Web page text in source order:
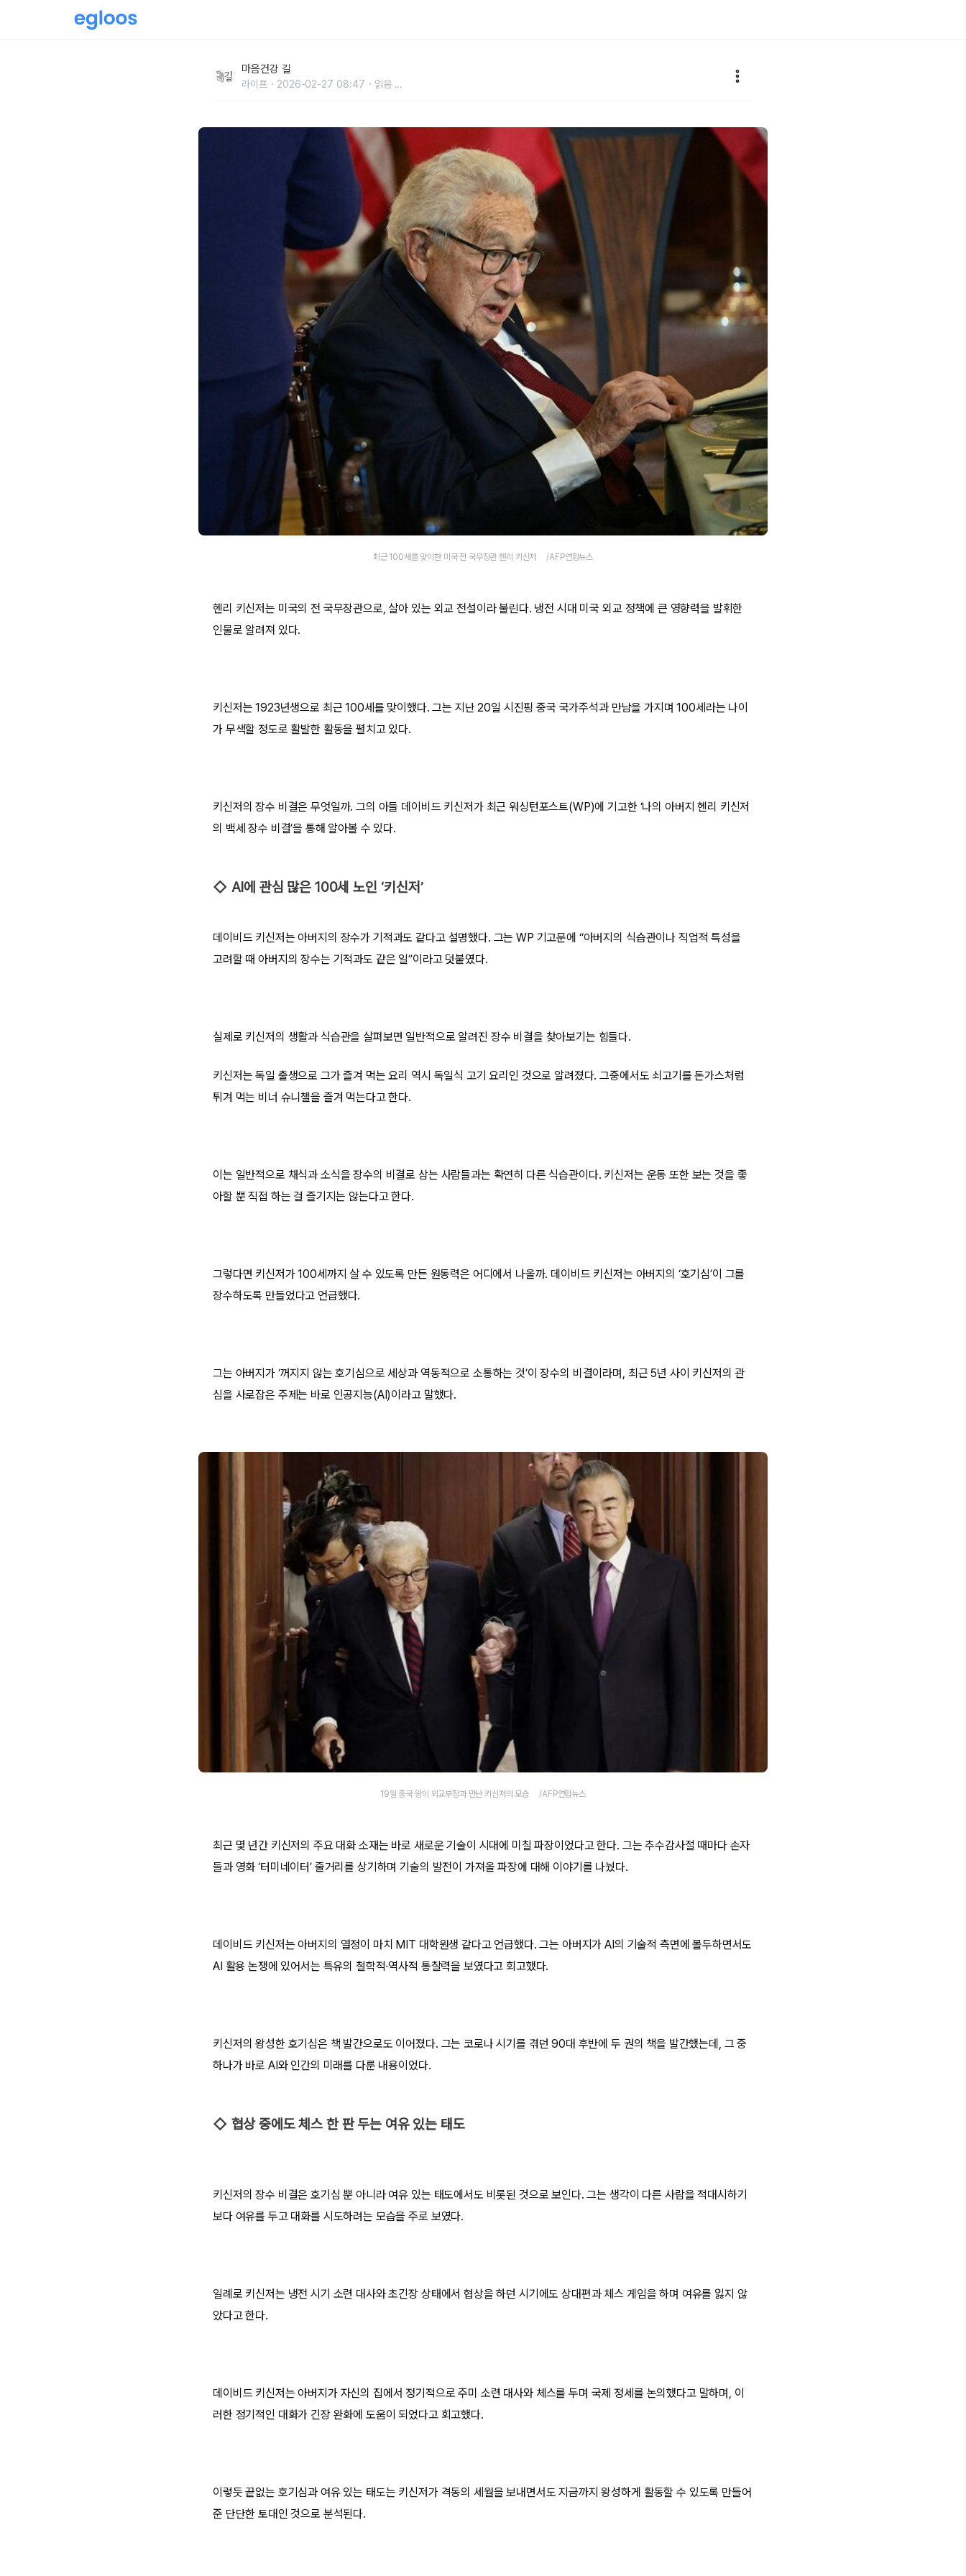
마음건강 길
라이프 2026-02-27 08:47 읽음 ...
최근 100세를 맞이한 미국 전 국무장관 헨리 키신저 /AFP연합뉴스
헨리 키신저는 미국의 전 국무장관으로, 살아 있는 외교 전설이라 불린다. 냉전 시대 미국 외교 정책에 큰 영향력을 발휘한
인물로 알려져 있다.
키신저는 1923년생으로 최근 100세를 맞이했다. 그는 지난 20일 시진핑 중국 국가주석과 만남을 가지며 100세라는 나이
가 무색할 정도로 활발한 활동을 펼치고 있다.
키신저의 장수 비결은 무엇일까. 그의 아들 데이비드 키신저가 최근 워싱턴포스트(WP)에 기고한 ‘나의 아버지 헨리 키신저
의 백세 장수 비결’을 통해 알아볼 수 있다.
◇ AI에 관심 많은 100세 노인 ‘키신저’
데이비드 키신저는 아버지의 장수가 기적과도 같다고 설명했다. 그는 WP 기고문에 “아버지의 식습관이나 직업적 특성을
고려할 때 아버지의 장수는 기적과도 같은 일”이라고 덧붙였다.
실제로 키신저의 생활과 식습관을 살펴보면 일반적으로 알려진 장수 비결을 찾아보기는 힘들다.
키신저는 독일 출생으로 그가 즐겨 먹는 요리 역시 독일식 고기 요리인 것으로 알려졌다. 그중에서도 쇠고기를 돈가스처럼
튀겨 먹는 비너 슈니첼을 즐겨 먹는다고 한다.
이는 일반적으로 채식과 소식을 장수의 비결로 삼는 사람들과는 확연히 다른 식습관이다. 키신저는 운동 또한 보는 것을 좋
아할 뿐 직접 하는 걸 즐기지는 않는다고 한다.
그렇다면 키신저가 100세까지 살 수 있도록 만든 원동력은 어디에서 나올까. 데이비드 키신저는 아버지의 ‘호기심’이 그를
장수하도록 만들었다고 언급했다.
그는 아버지가 ‘꺼지지 않는 호기심으로 세상과 역동적으로 소통하는 것’이 장수의 비결이라며, 최근 5년 사이 키신저의 관
심을 사로잡은 주제는 바로 인공지능(AI)이라고 말했다.
19일 중국 왕이 외교부장과 만난 키신저의 모습 /AFP연합뉴스
최근 몇 년간 키신저의 주요 대화 소재는 바로 새로운 기술이 시대에 미칠 파장이었다고 한다. 그는 추수감사절 때마다 손자
들과 영화 ‘터미네이터’ 줄거리를 상기하며 기술의 발전이 가져올 파장에 대해 이야기를 나눴다.
데이비드 키신저는 아버지의 열정이 마치 MIT 대학원생 같다고 언급했다. 그는 아버지가 AI의 기술적 측면에 몰두하면서도
AI 활용 논쟁에 있어서는 특유의 철학적·역사적 통찰력을 보였다고 회고했다.
키신저의 왕성한 호기심은 책 발간으로도 이어졌다. 그는 코로나 시기를 겪던 90대 후반에 두 권의 책을 발간했는데, 그 중
하나가 바로 AI와 인간의 미래를 다룬 내용이었다.
◇ 협상 중에도 체스 한 판 두는 여유 있는 태도
키신저의 장수 비결은 호기심 뿐 아니라 여유 있는 태도에서도 비롯된 것으로 보인다. 그는 생각이 다른 사람을 적대시하기
보다 여유를 두고 대화를 시도하려는 모습을 주로 보였다.
일례로 키신저는 냉전 시기 소련 대사와 초긴장 상태에서 협상을 하던 시기에도 상대편과 체스 게임을 하며 여유를 잃지 않
았다고 한다.
데이비드 키신저는 아버지가 자신의 집에서 정기적으로 주미 소련 대사와 체스를 두며 국제 정세를 논의했다고 말하며, 이
러한 정기적인 대화가 긴장 완화에 도움이 되었다고 회고했다.
이렇듯 끝없는 호기심과 여유 있는 태도는 키신저가 격동의 세월을 보내면서도 지금까지 왕성하게 활동할 수 있도록 만들어
준 단단한 토대인 것으로 분석된다.